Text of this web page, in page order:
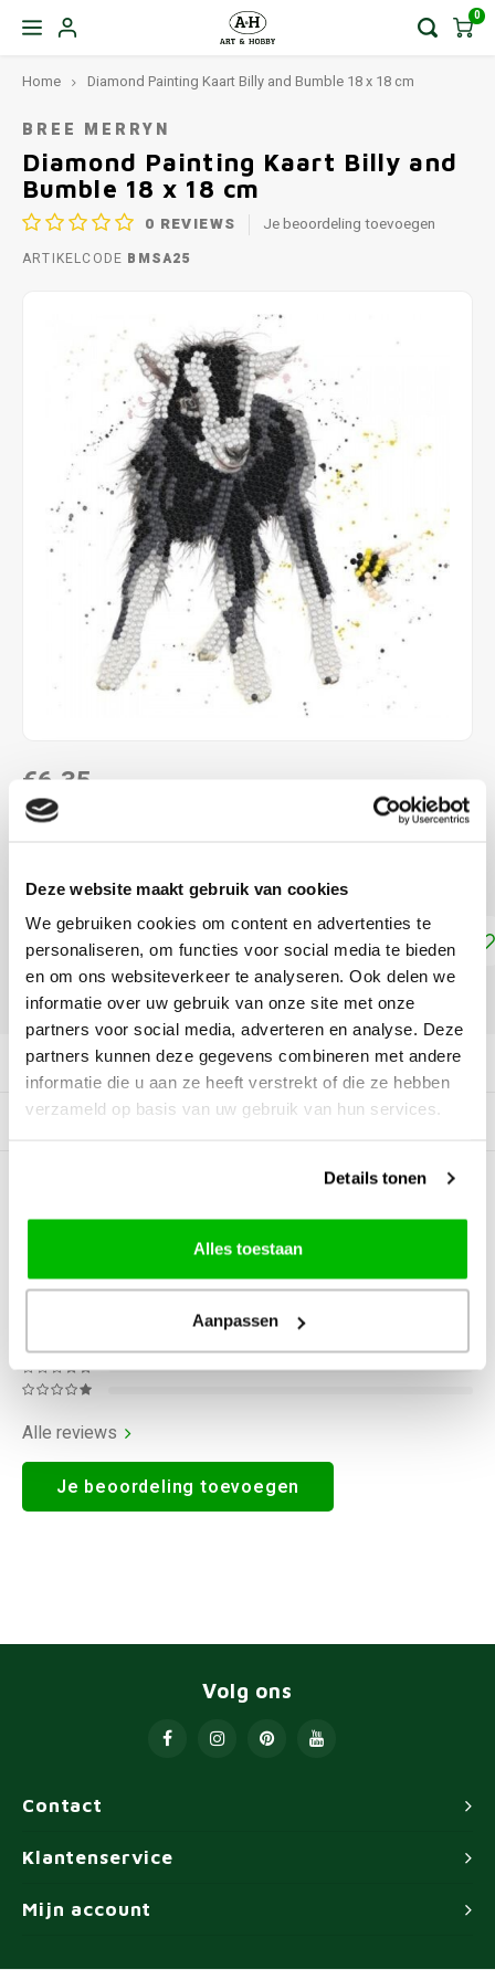
Deze website maakt gebruik van cookies
We gebruiken cookies om content en advertenties te
personaliseren, om functies voor social media te bieden
en om ons websiteverkeer te analyseren. Ook delen we
informatie over uw gebruik van onze site met onze
partners voor social media, adverteren en analyse. Deze
partners kunnen deze gegevens combineren met andere
informatie die u aan ze heeft verstrekt of die ze hebben
verzameld op basis van uw gebruik van hun services.
Details tonen
Alles toestaan
Aanpassen
0
Home Diamond Painting Kaart Billy and Bumble 18 x 18 cm
BREE MERRYN
Diamond Painting Kaart Billy and
Bumble 18 x 18 cm
0 REVIEWS Je beoordeling toevoegen
ARTIKELCODE BMSA25
€6,35
DIRECT LEVERBAAR
ca. 18 x 18 cm incl. envelop Lees meer
Toevoegen aan winkelwagen
DELEN:
Productomschrijving
Gerelateerde producten
BEOORDELINGEN
Alle reviews
Je beoordeling toevoegen
Contact
Volg ons
Klantenservice
Mijn account